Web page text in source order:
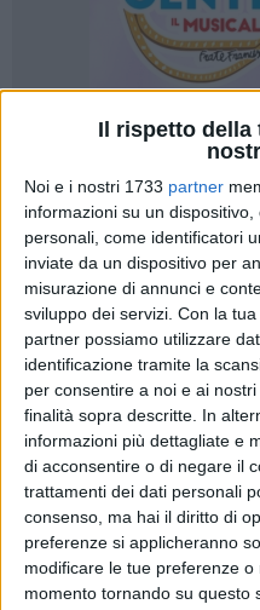
Il rispetto della
Noi e i nostri 1733 partner
informazioni su un
personali, come identificatori
inviate da un dispositivo per
misurazione di annunci e
sviluppo dei servizi. Con la
partner possiamo utilizzare
identificazione tramite la
per consentire a noi e ai
finalità sopra descritte. In
informazioni più dettagliate e
di acconsentire o di negare il
trattamenti dei dati personali
consenso, ma hai il diritto di
preferenze si applicheranno
modificare le tue preferenze
momento tornando su questo
Proseguono i lavori presso
realizzazione del nuovo
nuovi campi sportivi sul
all'interno dell'edificio
settembre, il primo cittadino
effettuato un sopralluogo
l'andamento dei lavori,
Lucia Scarcelli,
Loredana Bianco e al
«Malgrado le difficoltà non
sindaco attraverso i suoi